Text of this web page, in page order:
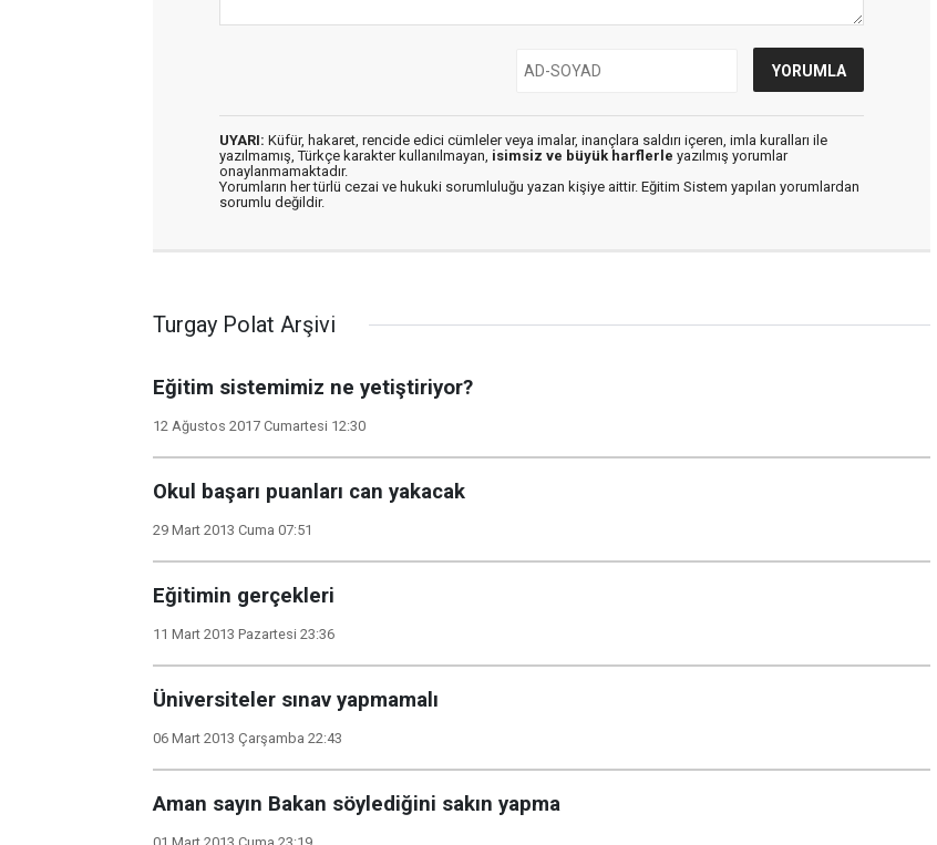
UYARI: Küfür, hakaret, rencide edici cümleler veya imalar, inançlara saldırı içeren, imla kuralları ile
yazılmamış, Türkçe karakter kullanılmayan, isimsiz ve büyük harflerle yazılmış yorumlar
onaylanmamaktadır.
Yorumların her türlü cezai ve hukuki sorumluluğu yazan kişiye aittir. Eğitim Sistem yapılan yorumlardan
sorumlu değildir.
Turgay Polat Arşivi
Eğitim sistemimiz ne yetiştiriyor?
12 Ağustos 2017 Cumartesi 12:30
Okul başarı puanları can yakacak
29 Mart 2013 Cuma 07:51
Eğitimin gerçekleri
11 Mart 2013 Pazartesi 23:36
Üniversiteler sınav yapmamalı
06 Mart 2013 Çarşamba 22:43
Aman sayın Bakan söylediğini sakın yapma